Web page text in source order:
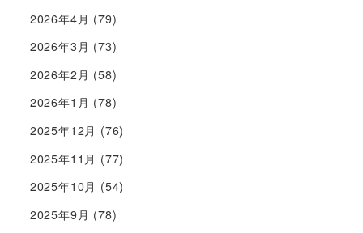
2026年4月 (79)
2026年3月 (73)
2026年2月 (58)
2026年1月 (78)
2025年12月 (76)
2025年11月 (77)
2025年10月 (54)
2025年9月 (78)